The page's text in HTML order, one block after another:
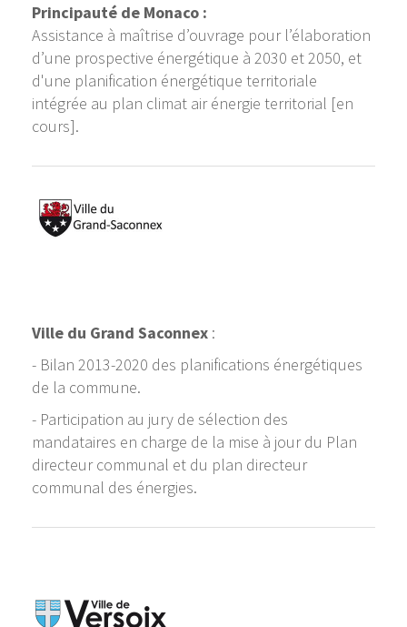
Principauté de Monaco :
Assistance à maîtrise d’ouvrage pour l’élaboration
d’une prospective énergétique à 2030 et 2050, et
d'une planification énergétique territoriale
intégrée au plan climat air énergie territorial [en
cours].
Ville du Grand Saconnex :
- Bilan 2013-2020 des planifications énergétiques
de la commune.
- Participation au jury de sélection des
mandataires en charge de la mise à jour du Plan
directeur communal et du plan directeur
communal des énergies.